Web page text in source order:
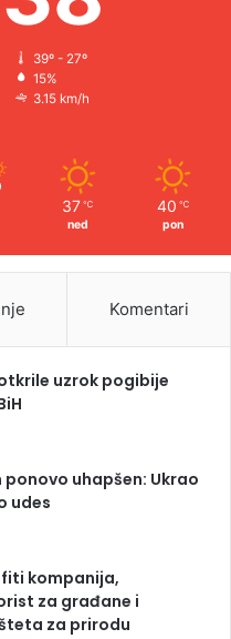
39º - 27º
15%
3.15 km/h
37 ℃
ned
40 ℃
pon
Komentari
uzrok pogibije
ponovo uhapšen: Ukrao
udes
kompanija,
za građane i
za prirodu